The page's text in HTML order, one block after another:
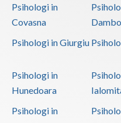
Psihoterapie -
Psihoterapie -
Psihoterapie -
Psihoterapie -
Psihoterapie -
Psihologi in
Covasna
Psihologi in Giurgiu
Psihologi in
Hunedoara
Psihologi in